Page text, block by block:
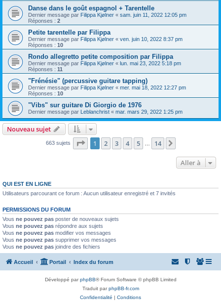
Danse dans le goût espagnol + Tarentelle
Dernier message par Filippa Kjølner « sam. juin 11, 2022 12:05 pm
Réponses : 2
Petite tarentelle par Filippa
Dernier message par Filippa Kjølner « ven. juin 10, 2022 8:37 pm
Réponses : 10
Rondo allegretto petite composition par Filippa
Dernier message par Filippa Kjølner « lun. mai 23, 2022 5:18 pm
Réponses : 11
"Frénésie" (percussive guitare tapping)
Dernier message par Filippa Kjølner « mer. mai 18, 2022 12:27 pm
Réponses : 10
"Vibs" sur guitare Di Giorgio de 1976
Dernier message par Leblanchrist « mar. mars 29, 2022 1:25 pm
Nouveau sujet
663 sujets Page 1sur14
1 2 3 4 5 14
Aller à
QUI EST EN LIGNE
Utilisateurs parcourant ce forum : Aucun utilisateur enregistré et 7 invités
PERMISSIONS DU FORUM
Vous ne pouvez pas poster de nouveaux sujets
Vous ne pouvez pas répondre aux sujets
Vous ne pouvez pas modifier vos messages
Vous ne pouvez pas supprimer vos messages
Vous ne pouvez pas joindre des fichiers
Accueil Portail Index du forum
Développé parphpBB® Forum Software © phpBB Limited
Traduit parphpBB-fr.com
Confidentialité | Conditions